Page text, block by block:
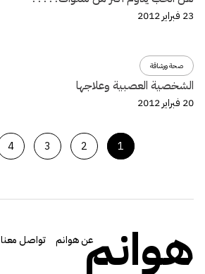
23 فبراير 2012
صحة ورشاقة
الشخصية العصبية وعلاجها
20 فبراير 2012
1
2
3
4
هوانمعن هوانم تواصل معنا